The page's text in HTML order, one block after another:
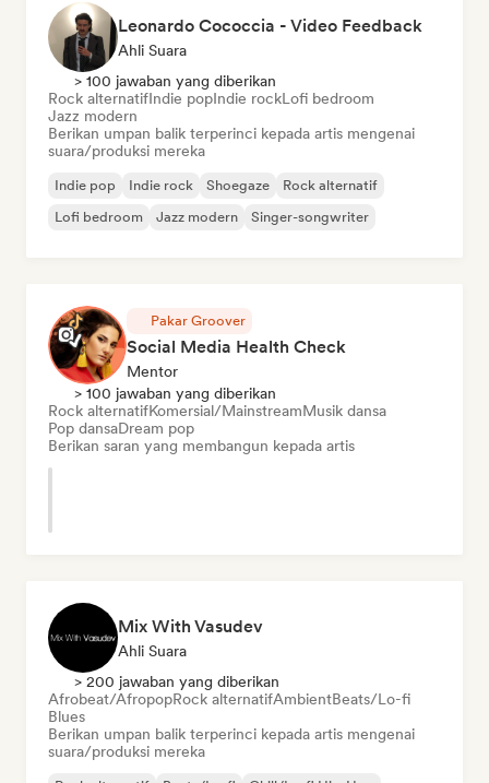
Leonardo Cococcia - Video Feedback
Ahli Suara
> 100 jawaban yang diberikan
Rock alternatifIndie popIndie rockLofi bedroom
Jazz modern
Berikan umpan balik terperinci kepada artis mengenai
suara/produksi mereka
Indie pop Indie rock Shoegaze
Rock alternatif
Lofi bedroom
Jazz modern Singer-songwriter
Pakar Groover
Social Media Health Check
Mentor
> 100 jawaban yang diberikan
Rock alternatifKomersial/MainstreamMusik dansa
Pop dansaDream pop
Berikan saran yang membangun kepada artis
Mix With Vasudev
Ahli Suara
> 200 jawaban yang diberikan
Afrobeat/AfropopRock alternatifAmbientBeats/Lo-fi
Blues
Berikan umpan balik terperinci kepada artis mengenai
suara/produksi mereka